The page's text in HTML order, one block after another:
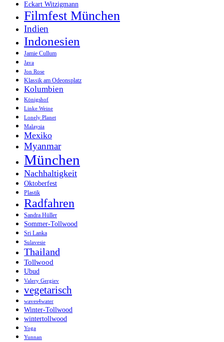
Eckart Witzigmann
Filmfest München
Indien
Indonesien
Jamie Cullum
Java
Jon Rose
Klassik am Odeonsplatz
Kolumbien
Königshof
Linke Weine
Lonely Planet
Malaysia
Mexiko
Myanmar
München
Nachhaltigkeit
Oktoberfest
Plastik
Radfahren
Sandra Hüller
Sommer-Tollwood
Sri Lanka
Sulavesie
Thailand
Tollwood
Ubud
Valery Gergiev
vegetarisch
waves4water
Winter-Tollwood
wintertollwood
Yoga
Yunnan